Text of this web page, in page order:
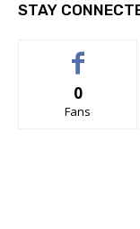
STAY
0
Fans